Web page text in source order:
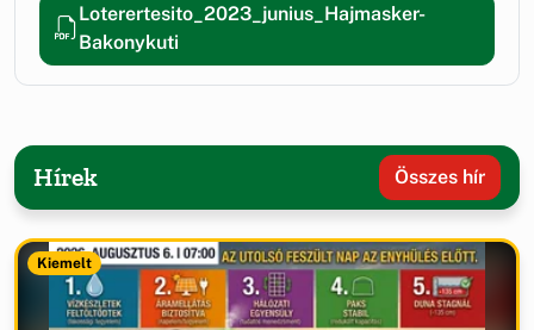
Loterertesito_2023_junius_Hajmasker-
Bakonykuti
Hírek Összes hír
Kiemelt